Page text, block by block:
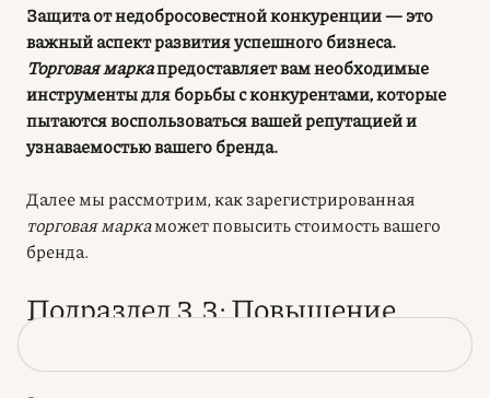
Защита от недобросовестной конкуренции — это
важный аспект развития успешного бизнеса.
Торговая маркапредоставляет вам необходимые
инструменты для борьбы с конкурентами, которые
пытаются воспользоваться вашей репутацией и
узнаваемостью вашего бренда.
Далее мы рассмотрим, как зарегистрированная
торговая маркаможет повысить стоимость вашего
бренда.
Подраздел 3.3: Повышение